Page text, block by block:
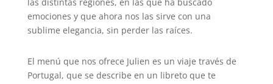
emociones y que ahora nos las sirve con una
sublime elegancia, sin perder las raíces.
El menú que nos ofrece Julien es un viaje través de
Portugal, que se describe en un libreto que te